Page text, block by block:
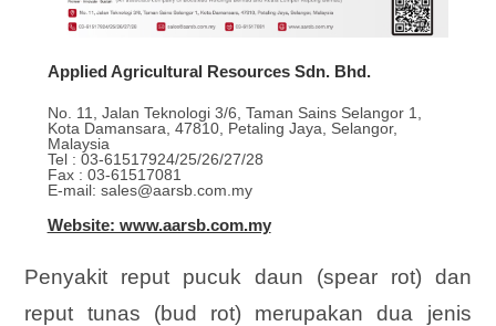
Applied Agricultural Resources Sdn. Bhd.
No. 11, Jalan Teknologi 3/6, Taman Sains Selangor 1,
Kota Damansara, 47810, Petaling Jaya, Selangor,
Malaysia
Tel : 03-61517924/25/26/27/28
Fax : 03-61517081
E-mail: sales@aarsb.com.my
Website: www.aarsb.com.my
Penyakit reput pucuk daun (spear rot) dan
reput tunas (bud rot) merupakan dua jenis